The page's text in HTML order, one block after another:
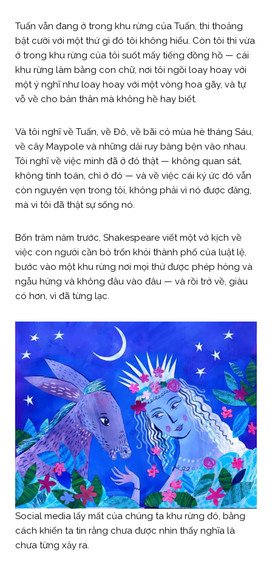
Tuấn vẫn đang ở trong khu rừng của Tuấn, thi thoảng
bật cười với một thứ gì đó tôi không hiểu. Còn tôi thì vừa
ở trong khu rừng của tôi suốt mấy tiếng đồng hồ — cái
khu rừng làm bằng con chữ, nơi tôi ngồi loay hoay với
một ý nghĩ như loay hoay với một vòng hoa gãy, và tự
vỗ về cho bản thân mà không hề hay biết.
Và tôi nghĩ về Tuấn, về Đô, về bãi cỏ mùa hè tháng Sáu,
về cây Maypole và những dải ruy băng bện vào nhau.
Tôi nghĩ về việc mình đã ở đó thật — không quan sát,
không tính toán, chỉ ở đó — và về việc cái ký ức đó vẫn
còn nguyên vẹn trong tôi, không phải vì nó được đăng,
mà vì tôi đã thật sự sống nó.
Bốn trăm năm trước, Shakespeare viết một vở kịch về
việc con người cần bỏ trốn khỏi thành phố của luật lệ,
bước vào một khu rừng nơi mọi thứ được phép hỏng và
ngẫu hứng và không đâu vào đâu — và rồi trở về, giàu
có hơn, vì đã từng lạc.
Social media lấy mất của chúng ta khu rừng đó, bằng
cách khiến ta tin rằng chưa được nhìn thấy nghĩa là
chưa từng xảy ra.